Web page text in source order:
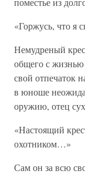
«Горжусь, что я
Немудреный
общего с
свой отпечаток
в юноше
оружию, отец
«Настоящий
охотником…»
Сам он за всю